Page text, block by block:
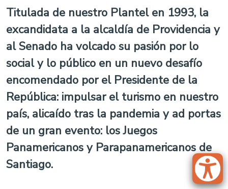
Titulada de nuestro Plantel en 1993, la
excandidata a la alcaldía de Providencia y
al Senado ha volcado su pasión por lo
social y lo público en un nuevo desafío
encomendado por el Presidente de la
República: impulsar el turismo en nuestro
país, alicaído tras la pandemia y ad portas
de un gran evento: los Juegos
Panamericanos y Parapanamericanos de
Santiago.